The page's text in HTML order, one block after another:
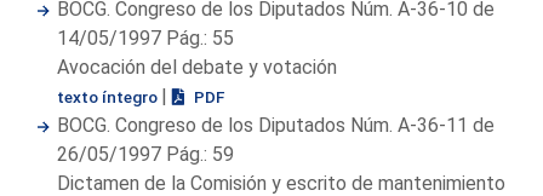
BOCG. Congreso de los Diputados Núm. A-36-10 de
14/05/1997 Pág.: 55
Avocación del debate y votación
texto íntegro | PDF
BOCG. Congreso de los Diputados Núm. A-36-11 de
26/05/1997 Pág.: 59
Dictamen de la Comisión y escrito de mantenimiento